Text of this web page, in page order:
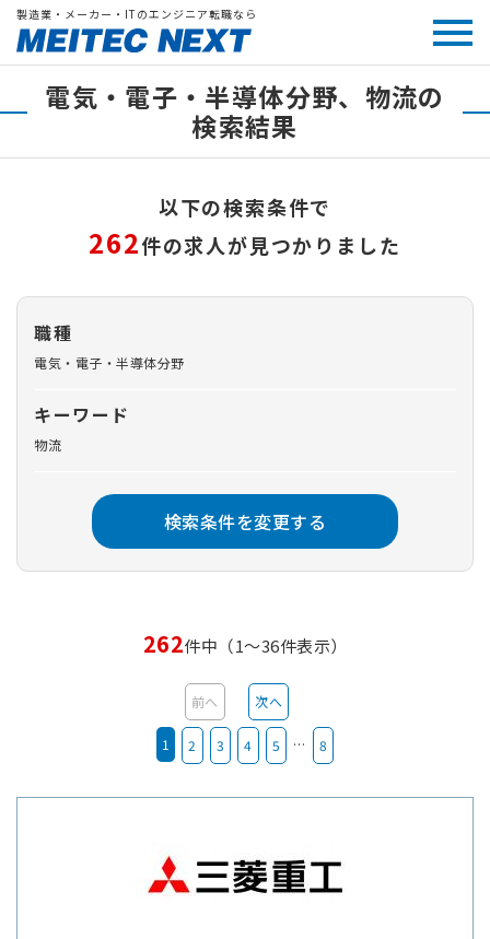
製造業・メーカー・ITのエンジニア転職なら
電気・電子・半導体分野、物流の
検索結果
以下の検索条件で
262件の求人が見つかりました
職種
電気・電子・半導体分野
キーワード
物流
検索条件を変更する
262件中（1～36件表示）
前へ
1 2 3 4 5 … 8
次へ